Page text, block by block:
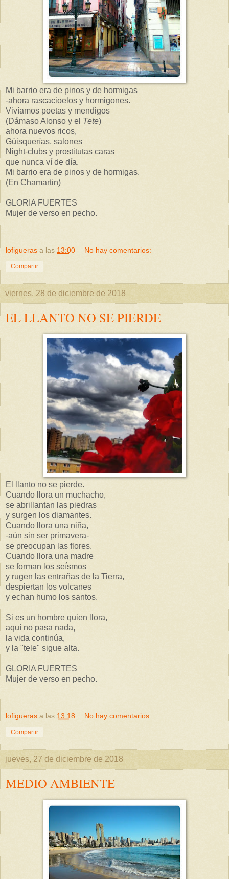
Mi barrio era de pinos y de hormigas
-ahora rascacioelos y hormigones.
Vivíamos poetas y mendigos
(Dámaso Alonso y el Tete)
ahora nuevos ricos,
Güisquerías, salones
Night-clubs y prostitutas caras
que nunca ví de día.
Mi barrio era de pinos y de hormigas.
(En Chamartin)
GLORIA FUERTES
Mujer de verso en pecho.
lofigueras a las 13:00 No hay comentarios:
Compartir
viernes, 28 de diciembre de 2018
EL LLANTO NO SE PIERDE
El llanto no se pierde.
Cuando llora un muchacho,
se abrillantan las piedras
y surgen los diamantes.
Cuando llora una niña,
-aún sin ser primavera-
se preocupan las flores.
Cuando llora una madre
se forman los seísmos
y rugen las entrañas de la Tierra,
despiertan los volcanes
y echan humo los santos.
Si es un hombre quien llora,
aquí no pasa nada,
la vida continúa,
y la "tele" sigue alta.
GLORIA FUERTES
Mujer de verso en pecho.
lofigueras a las 13:18 No hay comentarios:
Compartir
jueves, 27 de diciembre de 2018
MEDIO AMBIENTE